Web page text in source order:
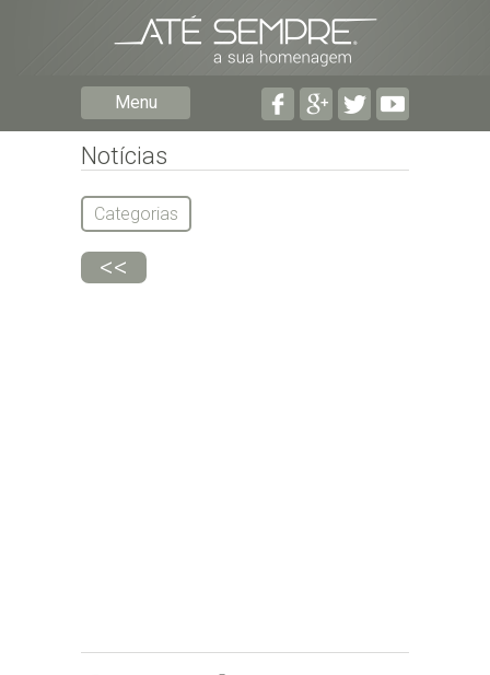
Menu
Notícias
Categorias
<<
Preencha o formulário seguinte para ser notificado de
falecimentos em determinado concelho.
Subscrever
Preencha os seguintes campos com a informação mais
pormenorizada possível: